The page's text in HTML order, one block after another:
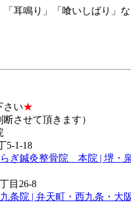
耳鳴り」「喰いしばり」
い★
させて頂きます）
5-1-18
ぎ鍼灸整骨院 本院 | 堺・泉
目26-8
条院 | 弁天町・西九条・大